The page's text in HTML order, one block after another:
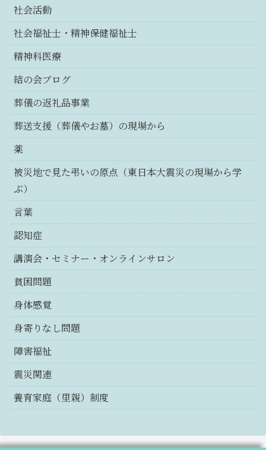
社会活動
社会福祉士・精神保健福祉士
精神科医療
結の会ブログ
葬儀の返礼品事業
葬送支援（葬儀やお墓）の現場から
薬
被災地で見た弔いの原点（東日本大震災の現場から学
ぶ）
言葉
認知症
講演会・セミナー・オンラインサロン
貧困問題
身体感覚
身寄りなし問題
障害福祉
震災関連
養育家庭（里親）制度